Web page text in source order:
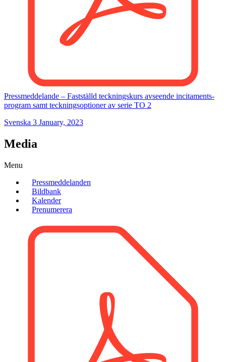
Pressmeddelande – Fastställd teckningskurs avseende incitaments­
program samt teckningsoptioner av serie TO 2
Svenska 3 January, 2023
Media
Menu
Pressmeddelanden
Bildbank
Kalender
Prenumerera